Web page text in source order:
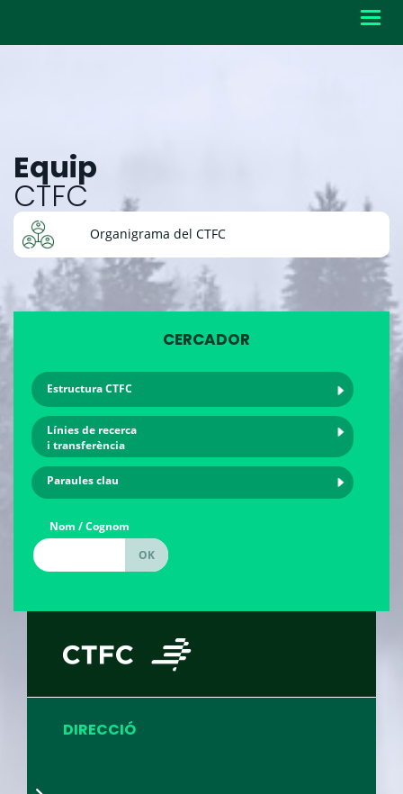
Equip
CTFC
Organigrama del CTFC
CERCADOR
Estructura CTFC
Línies de recerca
i transferència
Paraules clau
Nom / Cognom
DIRECCIÓ